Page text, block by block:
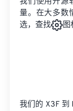
量。在大多数
选，查找
图
我们的 X3F 到